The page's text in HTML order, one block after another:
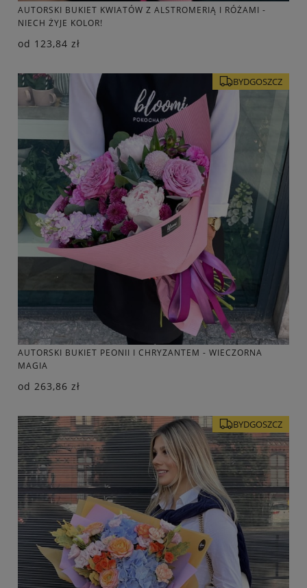
AUTORSKI BUKIET KWIATÓW Z ALSTROMERIĄ I RÓŻAMI -
NIECH ŻYJE KOLOR!
od 123,84 zł
AUTORSKI BUKIET PEONII I CHRYZANTEM - WIECZORNA
MAGIA
BYDGOSZCZ
od 263,86 zł
BYDGOSZCZ